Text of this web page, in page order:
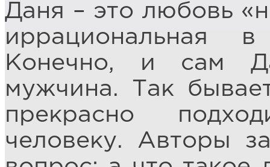
Даня – это любовь
иррациональная
Конечно, и сам
мужчина. Так
прекрасно
человеку. Авторы